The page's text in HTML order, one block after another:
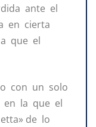
ante el
en cierta
que el
con un solo
en la que el
de lo